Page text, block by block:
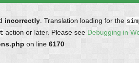
incorrectly . Translation loading for the
action or later. Please see Debugging in
on line 6170